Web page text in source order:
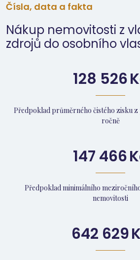
Čísla, data a fakta
Nákup nemovitosti z
zdrojů do osobního
128 526
Předpoklad průměrného čistého zisku
ročně
147 466
Předpoklad minimálního
nemovitosti
642 629